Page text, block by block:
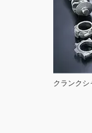
クランクシ